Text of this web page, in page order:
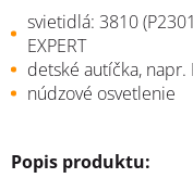
svietidlá: 3810
EXPERT
detské autíčka, napr.
núdzové osvetlenie
Popis produktu: